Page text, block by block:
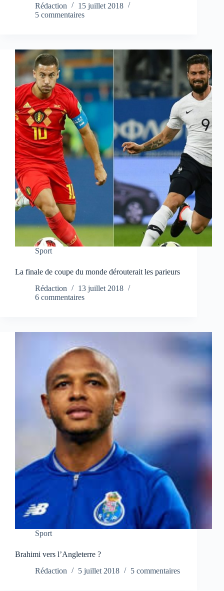
Rédaction
15 juillet 2018
5 commentaires
Sport
La finale de coupe du monde dérouterait les parieurs
Rédaction
13 juillet 2018
6 commentaires
Sport
Brahimi vers l’Angleterre ?
Rédaction
5 juillet 2018 5 commentaires